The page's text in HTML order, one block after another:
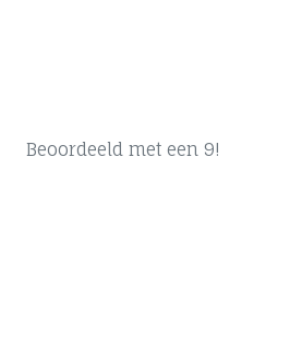
Beoordeeld met een 9!